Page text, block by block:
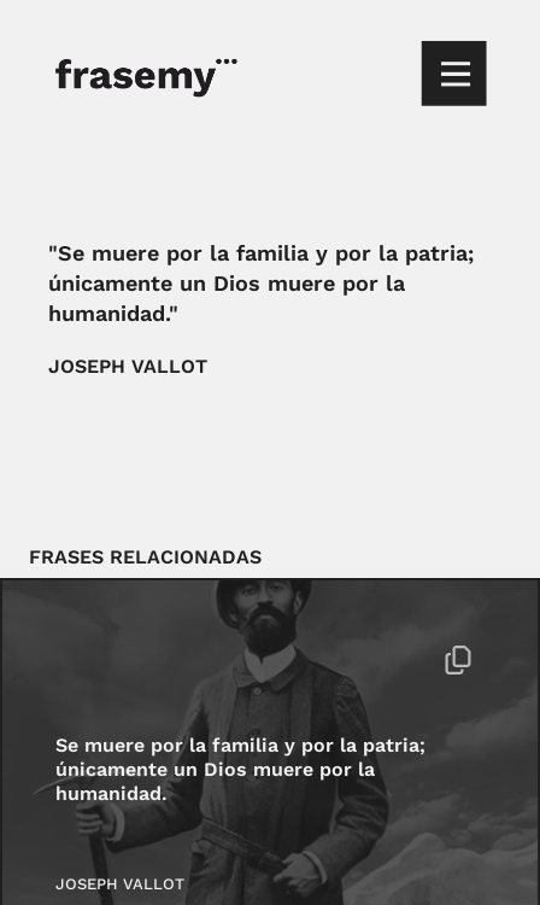
"Se muere por la familia y por la patria;
únicamente un Dios muere por la
humanidad."
JOSEPH VALLOT
FRASES RELACIONADAS
Se muere por la familia y por la patria;
únicamente un Dios muere por la
humanidad.
JOSEPH VALLOT